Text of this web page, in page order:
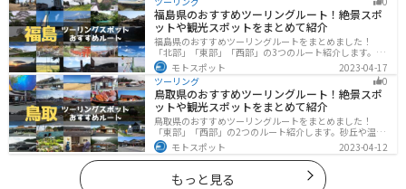
観光スポットが多数あり、様々な楽しみ方ができます。
バイクで熊本県にツーリングに行く際は参考にしてくだ
さい。
福島県のおすすめツーリングルート！絶景スポ
ットや観光スポットをまとめて紹介
福島県のおすすめツーリングルートをまとめました！
「北部」「東部」「西部」の3つのルート紹介します。内
陸部には山々が連なり、海岸線は太平洋に面してるので
観光スポットが多数あります。バイクで福島県にツーリ
ングに行く際は参考にしてください。
モトスポット
2023-04-17
ツーリング
0
鳥取県のおすすめツーリングルート！絶景スポ
ットや観光スポットをまとめて紹介
鳥取県のおすすめツーリングルートをまとめました！
「東部」「西部」の2つのルート紹介します。砂丘や温泉
地、歴史ある城跡など魅力溢れるスポットが多数あるの
で楽しめます。バイクで鳥取県にツーリングに行く際は
参考にしてください。
モトスポット 2023-04-12
もっと見る